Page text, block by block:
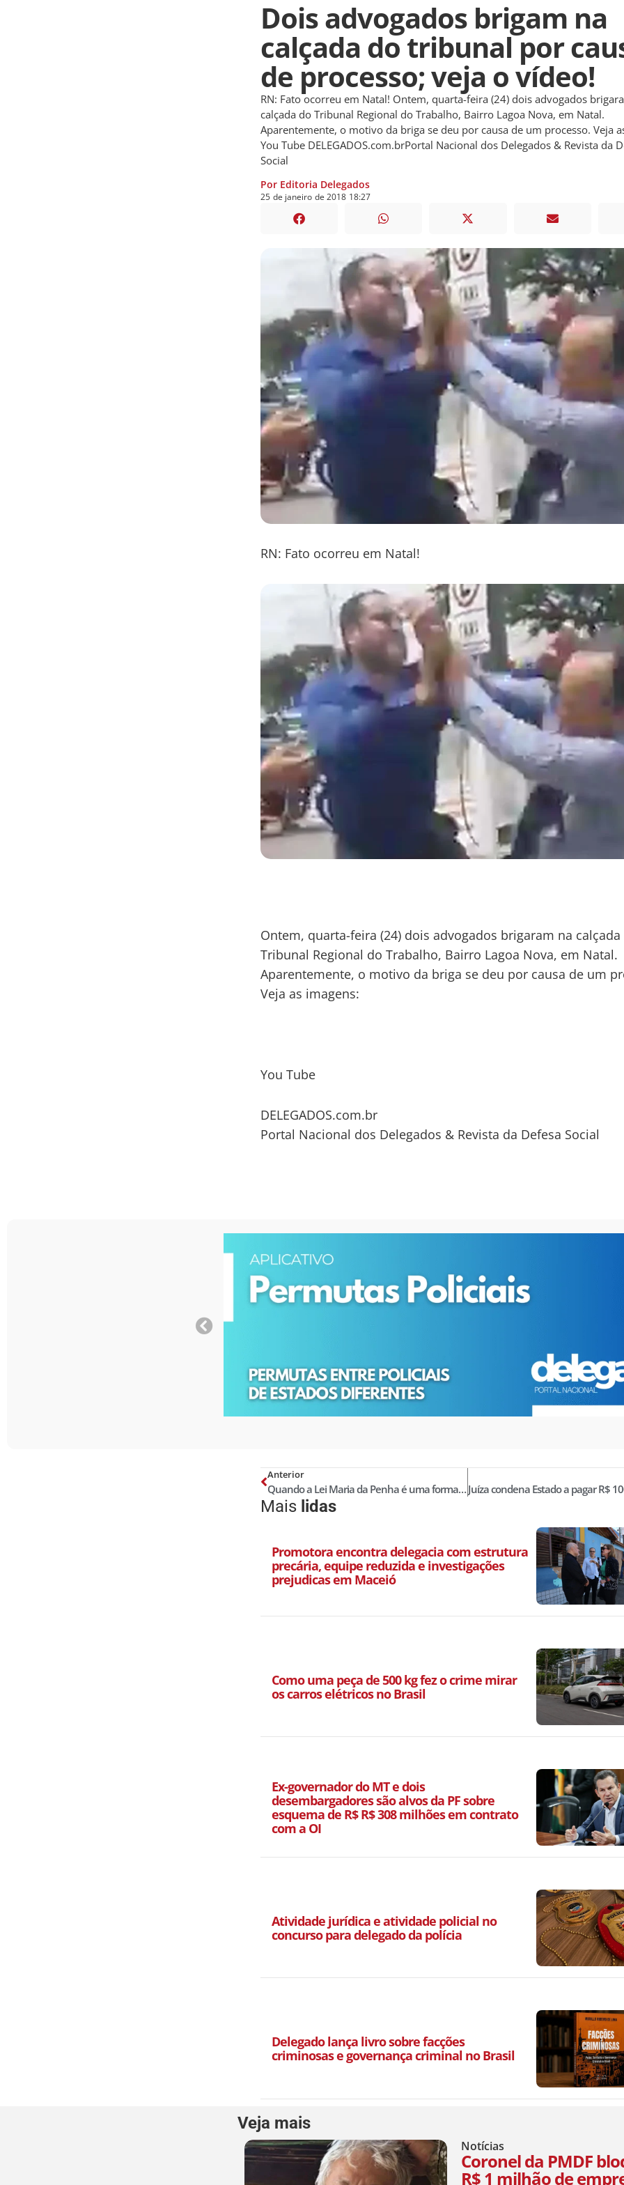
Dois advogados brigam na
calçada do tribunal por
de processo; veja o vídeo!
RN: Fato ocorreu em Natal! Ontem, quarta-feira (24) dois advogados
calçada do Tribunal Regional do Trabalho, Bairro Lagoa Nova, em Natal.
Aparentemente, o motivo da briga se deu por causa de um processo. Veja
You Tube DELEGADOS.com.brPortal Nacional dos Delegados & Revista da
Social
Por Editoria Delegados
25 de janeiro de2018 18:27
RN: Fato ocorreu em Natal!
Ontem, quarta-feira (24) dois advogados brigaram na
Tribunal Regional do Trabalho, Bairro Lagoa Nova, em Natal.
Aparentemente, o motivo da briga se deu por causa de um
Veja as imagens:
You Tube
DELEGADOS.com.br
Portal Nacional dos Delegados & Revista da Defesa Social
Anterior
Quando a Lei Maria da Penha é uma forma de alienação parental
Mais lidas
Promotora encontra delegacia com estrutura
precária, equipe reduzida e investigações
prejudicas em Maceió
Como uma peça de 500 kg fez o crime mirar
os carros elétricos no Brasil
Ex-governador do MT e dois
desembargadores são alvos da PF sobre
esquema de R$ R$ 308 milhões em contrato
com a OI
Atividade jurídica e atividade policial no
concurso para delegado da polícia
Delegado lança livro sobre facções
criminosas e governança criminal no Brasil
Veja mais
Notícias
Coronel da PMDF
R$ 1 milhão de